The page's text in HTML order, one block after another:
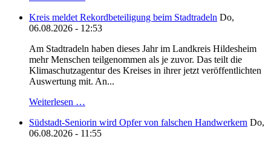
Kreis meldet Rekordbeteiligung beim Stadtradeln Do,
06.08.2026 - 12:53
Am Stadtradeln haben dieses Jahr im Landkreis Hildesheim
mehr Menschen teilgenommen als je zuvor. Das teilt die
Klimaschutzagentur des Kreises in ihrer jetzt veröffentlichten
Auswertung mit. An...
Weiterlesen …
Südstadt-Seniorin wird Opfer von falschen Handwerkern Do,
06.08.2026 - 11:55